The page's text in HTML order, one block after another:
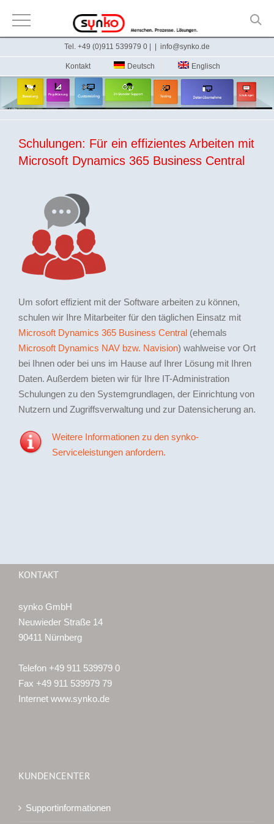
Inhalt
springen
Tel. +49 (0)911 539979 0 | info@synko.de
Kontakt Deutsch Englisch
Schulungen: Für ein effizientes Arbeiten mit
Microsoft Dynamics 365 Business Central
Um sofort effizient mit der Software arbeiten zu können,
schulen wir Ihre Mitarbeiter für den täglichen Einsatz mit
Microsoft Dynamics 365 Business Central (ehemals
Microsoft Dynamics NAV bzw. Navision) wahlweise vor Ort
bei Ihnen oder bei uns im Hause auf Ihrer Lösung mit Ihren
Daten. Außerdem bieten wir für Ihre IT-Administration
Schulungen zu den Systemgrundlagen, der Einrichtung von
Nutzern und Zugriffsverwaltung und zur Datensicherung an.
Weitere Informationen zu den synko-
Serviceleistungen anfordern.
KONTAKT
synko GmbH
Neuwieder Straße 14
90411 Nürnberg
Telefon +49 911 539979 0
Fax +49 911 539979 79
Internet www.synko.de
KUNDENCENTER
Supportinformationen